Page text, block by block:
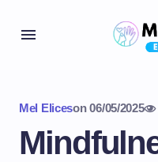
Mel Eliceson 06/05/2025